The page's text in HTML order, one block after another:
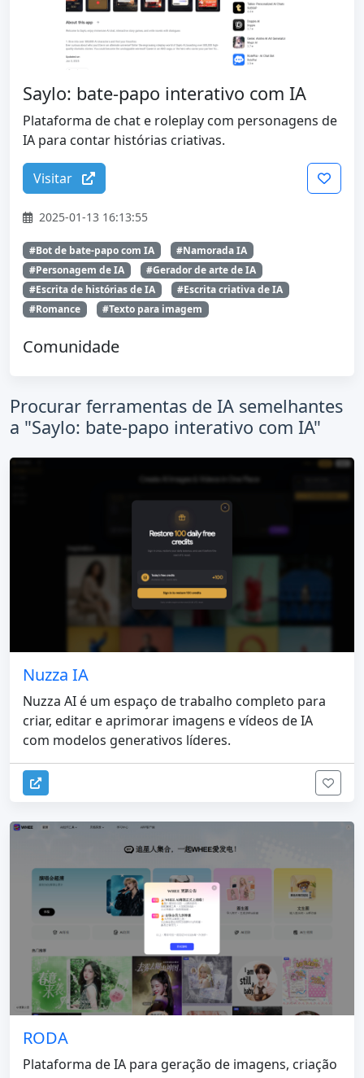
Saylo: bate-papo interativo com IA
Plataforma de chat e roleplay com personagens de
IA para contar histórias criativas.
Visitar
2025-01-13 16:13:55
#Bot de bate-papo com IA
#Namorada IA
#Personagem de IA
#Gerador de arte de IA
#Escrita de histórias de IA
#Escrita criativa de IA
#Romance
#Texto para imagem
Comunidade
Procurar ferramentas de IA semelhantes
a "Saylo: bate-papo interativo com IA"
Nuzza IA
Nuzza AI é um espaço de trabalho completo para
criar, editar e aprimorar imagens e vídeos de IA
com modelos generativos líderes.
RODA
Plataforma de IA para geração de imagens, criação